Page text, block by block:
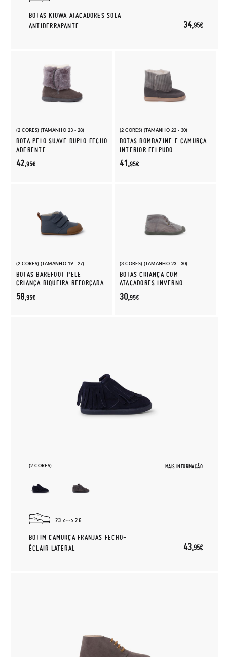
BOTAS KIOWA ATACADORES SOLA
ANTIDERRAPANTE
34,95€
(2 CORES) (TAMANHO 23 - 28)
BOTA PELO SUAVE DUPLO FECHO
ADERENTE
42,95€
(2 CORES) (TAMANHO 22 - 30)
BOTAS BOMBAZINE E CAMURÇA
INTERIOR FELPUDO
41,95€
(2 CORES) (TAMANHO 19 - 27)
BOTAS BAREFOOT PELE
CRIANÇA BIQUEIRA REFORÇADA
58,95€
(3 CORES) (TAMANHO 23 - 30)
BOTAS CRIANÇA COM
ATACADORES INVERNO
30,95€
(2 CORES) MAIS INFORMAÇÃO
23 26
BOTIM CAMURÇA FRANJAS FECHO-
ÉCLAIR LATERAL
43,95€